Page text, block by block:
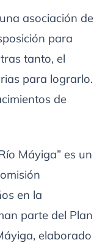
asociación de
para
tanto, el
para lograrlo.
de
Máyiga” es un
en la
parte del Plan
elaborado